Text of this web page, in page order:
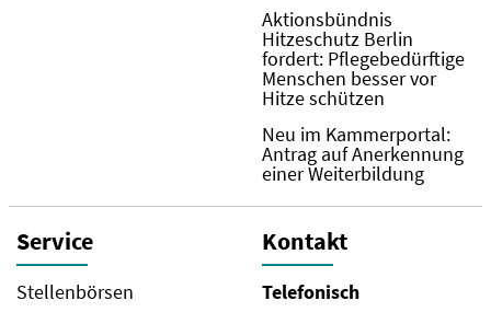
Aktionsbündnis
Hitzeschutz Berlin
fordert: Pflegebedürftige
Menschen besser vor
Hitze schützen
Neu im Kammerportal:
Antrag auf Anerkennung
einer Weiterbildung
Service
Stellenbörsen
Kontakt
Telefonisch